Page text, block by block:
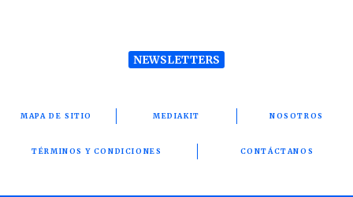
NEWSLETTERS
MAPA DE SITIO MEDIAKIT NOSOTROS
TÉRMINOS Y CONDICIONES CONTÁCTANOS